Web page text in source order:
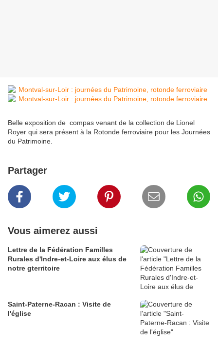
Belle exposition de compas venant de la collection de Lionel
Royer qui sera présent à la Rotonde ferroviaire pour les Journées
du Patrimoine.
Partager
Vous aimerez aussi
Lettre de la Fédération Familles
Rurales d'Indre-et-Loire aux élus de
notre gterritoire
Saint-Paterne-Racan : Visite de
l'église